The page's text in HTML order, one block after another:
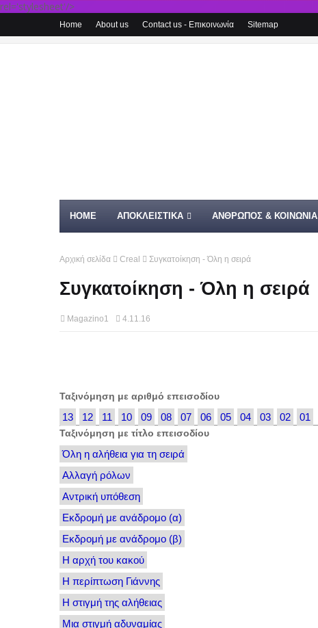
rel='stylesheet'/>
Home About us Contact us - Επικοινωνία Sitemap
HOME ΑΠΟΚΛΕΙΣΤΙΚΑ ΑΝΘΡΩΠΟΣ & ΚΟΙΝΩΝΙΑ
Αρχική σελίδα Creal Συγκατοίκηση - Όλη η σειρά
Συγκατοίκηση - Όλη η σειρά
Magazino1 4.11.16
Ταξινόμηση με αριθμό επεισοδίου
13 12 11 10 09 08 07 06 05 04 03 02 01
Ταξινόμηση με τίτλο επεισοδίου
Όλη η αλήθεια για τη σειρά
Αλλαγή ρόλων
Αντρική υπόθεση
Εκδρομή με ανάδρομο (α)
Εκδρομή με ανάδρομο (β)
Η αρχή του κακού
Η περίπτωση Γιάννης
Η στιγμή της αλήθειας
Μια στιγμή αδυναμίας